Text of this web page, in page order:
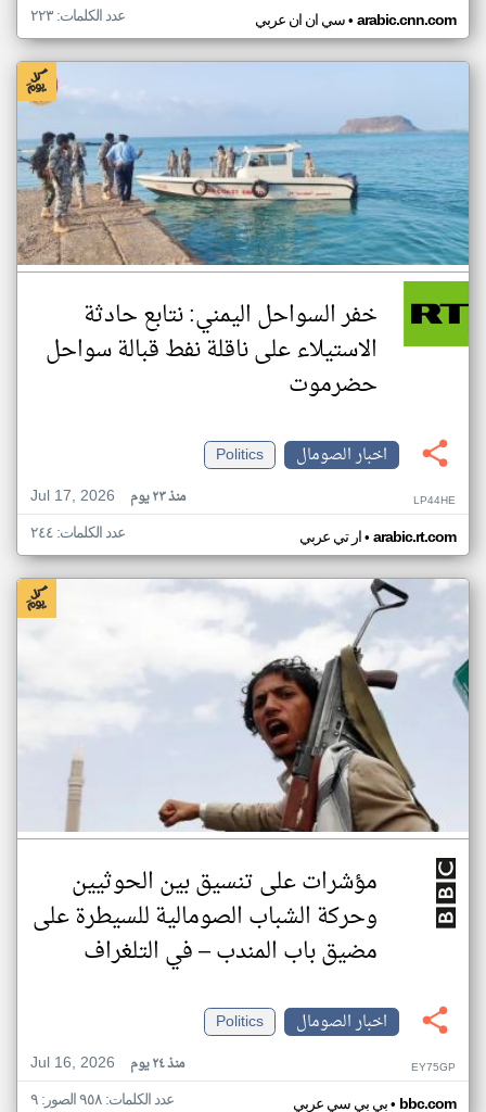
سي ان ان عربي• arabic.cnn.com عدد الكلمات: ٢٢٣
خفر السواحل اليمني: نتابع حادثة
الاستيلاء على ناقلة نفط قبالة سواحل
حضرموت
اخبار الصومال
Politics
Jul 17, 2026
منذ ٢٣ يوم LP44HE
ار تي عربي• arabic.rt.com عدد الكلمات: ٢٤٤
مؤشرات على تنسيق بين الحوثيين
وحركة الشباب الصومالية للسيطرة على
مضيق باب المندب – في التلغراف
اخبار الصومال
Politics
Jul 16, 2026
منذ ٢٤ يوم EY75GP
بي بي سي عربي• bbc.com عدد الكلمات: ٩٥٨ الصور: ٩